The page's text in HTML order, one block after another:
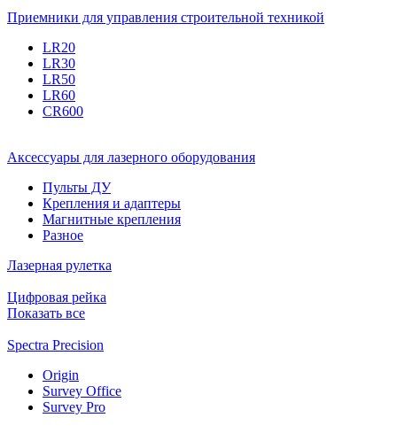
Приемники для управления строительной техникой
LR20
LR30
LR50
LR60
CR600
Аксессуары для лазерного оборудования
Пульты ДУ
Крепления и адаптеры
Магнитные крепления
Разное
Лазерная рулетка
Цифровая рейка
Показать все
Spectra Precision
Origin
Survey Office
Survey Pro